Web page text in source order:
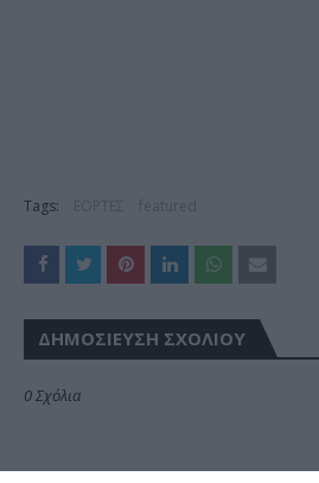
Tags:
ΔΗΜΟΣΊΕΥΣΗ ΣΧΟΛΊΟΥ
0 Σχόλια